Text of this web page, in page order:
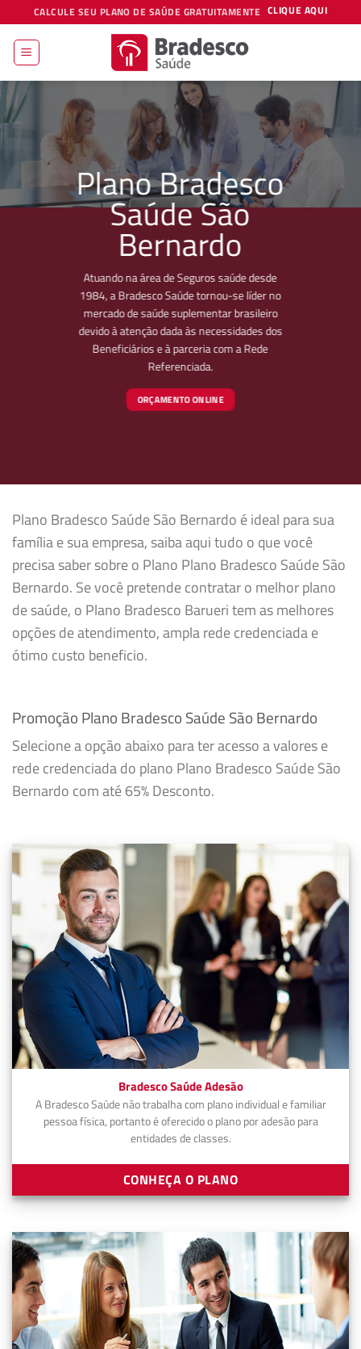
to
content
CALCULE SEU PLANO DE SAÚDE GRATUITAMENTE CLIQUE AQUI
Plano Bradesco
Saúde São
Bernardo
Atuando na área de Seguros saúde desde
1984, a Bradesco Saúde tornou-se líder no
mercado de saúde suplementar brasileiro
devido à atenção dada às necessidades dos
Beneficiários e à parceria com a Rede
Referenciada.
ORÇAMENTO ONLINE
Plano Bradesco Saúde São Bernardo é ideal para sua
família e sua empresa, saiba aqui tudo o que você
precisa saber sobre o Plano Plano Bradesco Saúde São
Bernardo. Se você pretende contratar o melhor plano
de saúde, o Plano Bradesco Barueri tem as melhores
opções de atendimento, ampla rede credenciada e
ótimo custo beneficio.
Promoção Plano Bradesco Saúde São Bernardo
Selecione a opção abaixo para ter acesso a valores e
rede credenciada do plano Plano Bradesco Saúde São
Bernardo com até 65% Desconto.
Bradesco Saúde Adesão
A Bradesco Saúde não trabalha com plano individual e familiar
pessoa física, portanto é oferecido o plano por adesão para
entidades de classes.
CONHEÇA O PLANO